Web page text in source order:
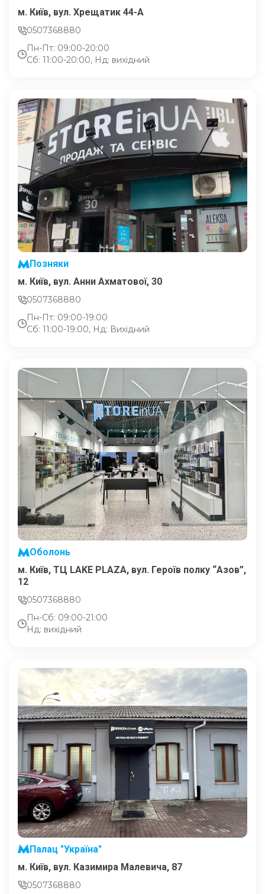
м. Київ, вул. Хрещатик 44-A
0507368880
Пн-Пт: 09:00-20:00
Сб: 11:00-20:00, Нд: вихідний
Позняки
м. Київ, вул. Анни Ахматової, 30
0507368880
Пн-Пт: 09:00-19:00
Сб: 11:00-19:00, Нд: Вихідний
Оболонь
м. Київ, ТЦ LAKE PLAZA, вул. Героїв полку “Азов”,
12
0507368880
Пн-Сб: 09:00-21:00
Нд: вихідний
Палац "Україна"
м. Київ, вул. Казимира Малевича, 87
0507368880